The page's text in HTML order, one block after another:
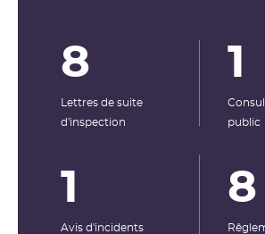
8
Lettres de suite
d'inspection
1
public
1
Avis d'incidents
8